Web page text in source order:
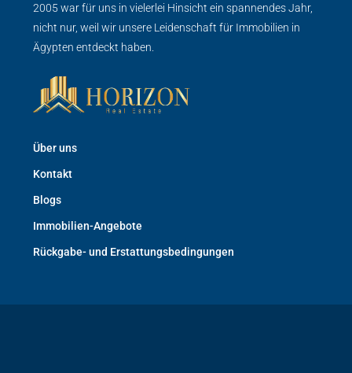
2005 war für uns in vielerlei Hinsicht ein spannendes Jahr,
nicht nur, weil wir unsere Leidenschaft für Immobilien in
Ägypten entdeckt haben.
Über uns
Kontakt
Blogs
Immobilien-Angebote
Rückgabe- und Erstattungsbedingungen